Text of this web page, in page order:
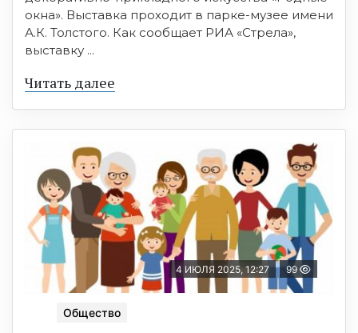
окна». Выставка проходит в парке-музее имени
А.К. Толстого. Как сообщает РИА «Стрела»,
выставку ...
Читать далее
4 ИЮЛЯ 2025, 12:27 99
Общество